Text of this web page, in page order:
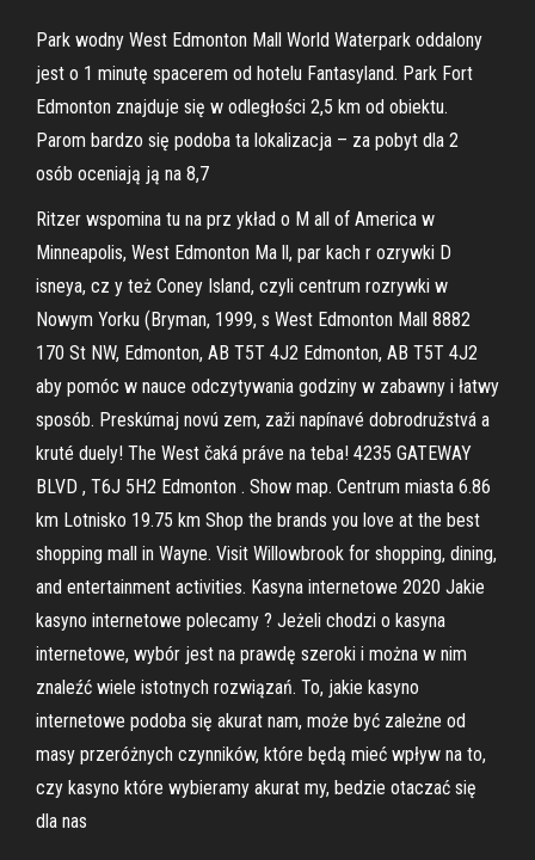
Park wodny West Edmonton Mall World Waterpark oddalony
jest o 1 minutę spacerem od hotelu Fantasyland. Park Fort
Edmonton znajduje się w odległości 2,5 km od obiektu.
Parom bardzo się podoba ta lokalizacja – za pobyt dla 2
osób oceniają ją na 8,7
Ritzer wspomina tu na prz ykład o M all of America w
Minneapolis, West Edmonton Ma ll, par kach r ozrywki D
isneya, cz y też Coney Island, czyli centrum rozrywki w
Nowym Yorku (Bryman, 1999, s West Edmonton Mall 8882
170 St NW, Edmonton, AB T5T 4J2 Edmonton, AB T5T 4J2
aby pomóc w nauce odczytywania godziny w zabawny i łatwy
sposób. Preskúmaj novú zem, zaži napínavé dobrodružstvá a
kruté duely! The West čaká práve na teba! 4235 GATEWAY
BLVD , T6J 5H2 Edmonton . Show map. Centrum miasta 6.86
km Lotnisko 19.75 km Shop the brands you love at the best
shopping mall in Wayne. Visit Willowbrook for shopping, dining,
and entertainment activities. Kasyna internetowe 2020 Jakie
kasyno internetowe polecamy ? Jeżeli chodzi o kasyna
internetowe, wybór jest na prawdę szeroki i można w nim
znaleźć wiele istotnych rozwiązań. To, jakie kasyno
internetowe podoba się akurat nam, może być zależne od
masy przeróżnych czynników, które będą mieć wpływ na to,
czy kasyno które wybieramy akurat my, bedzie otaczać się
dla nas